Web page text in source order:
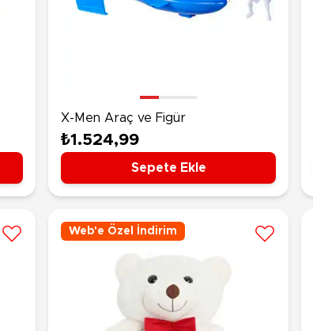
X-Men Araç ve Figür
₺1.524,99
Sepete Ekle
Web'e Özel İndirim